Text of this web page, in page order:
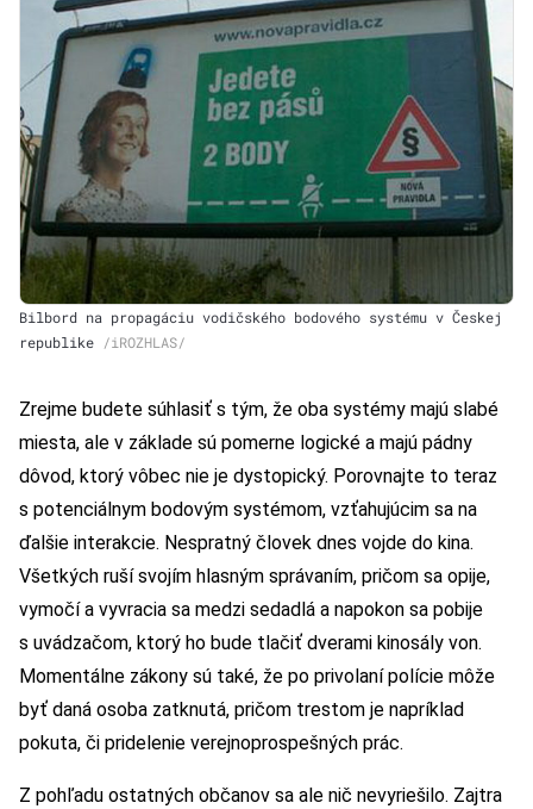
Bilbord na propagáciu vodičského bodového systému v Českej
republike /iROZHLAS/
Zrejme budete súhlasiť s tým, že oba systémy majú slabé
miesta, ale v základe sú pomerne logické a majú pádny
dôvod, ktorý vôbec nie je dystopický. Porovnajte to teraz
s potenciálnym bodovým systémom, vzťahujúcim sa na
ďalšie interakcie. Nespratný človek dnes vojde do kina.
Všetkých ruší svojím hlasným správaním, pričom sa opije,
vymočí a vyvracia sa medzi sedadlá a napokon sa pobije
s uvádzačom, ktorý ho bude tlačiť dverami kinosály von.
Momentálne zákony sú také, že po privolaní polície môže
byť daná osoba zatknutá, pričom trestom je napríklad
pokuta, či pridelenie verejnoprospešných prác.
Z pohľadu ostatných občanov sa ale nič nevyriešilo. Zajtra